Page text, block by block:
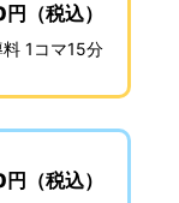
（税込）
1コマ15分
（税込）